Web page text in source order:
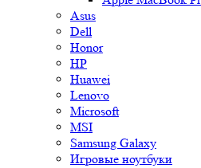
Asus
Dell
Honor
HP
Huawei
Lenovo
Microsoft
MSI
Samsung Galaxy
Игровые ноутбуки